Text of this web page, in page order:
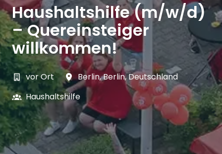
Haushaltshilfe (m/w/d)
– Quereinsteiger
willkommen!
vor Ort Berlin,Berlin,Deutschland
Haushaltshilfe